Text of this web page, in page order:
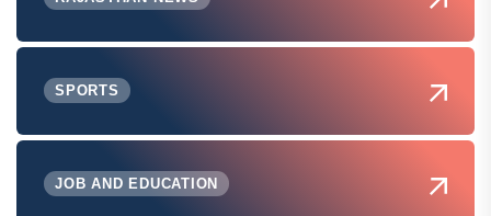
SPORTS
JOB AND EDUCATION